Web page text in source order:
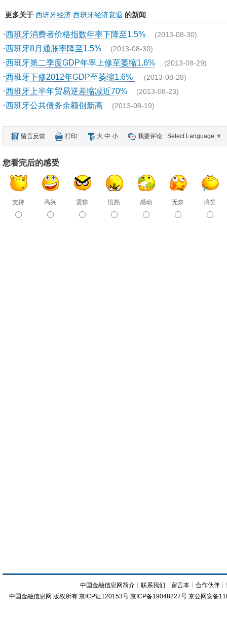
更多关于 西班牙经济 西班牙经济衰退 的新闻
·西班牙消费者价格指数年率下降至1.5% (2013-08-30)
·西班牙8月通胀率降至1.5% (2013-08-30)
·西班牙第二季度GDP年率上修至萎缩1.6% (2013-08-29)
·西班牙下修2012年GDP至萎缩1.6% (2013-08-28)
·西班牙上半年贸易逆差缩减近70% (2013-08-23)
·西班牙公共债务余额创新高 (2013-08-19)
留言反馈 打印 大 中 小 我要评论 Select Language ▼
您看完后的感受
支持 高兴 震惊 愤怒 感动 无奈 搞笑
中国金融信息网简介 ┊联系我们 ┊ 留言本 ┊合作伙伴 ┊
中国金融信息网 版权所有 京ICP证120153号 京ICP备19048227号 京公网安备